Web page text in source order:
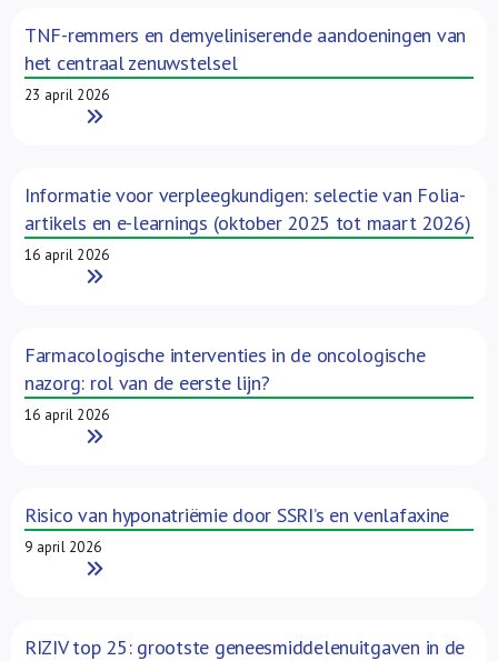
TNF-remmers en demyeliniserende aandoeningen van
het centraal zenuwstelsel
23 april 2026
Read More
Informatie voor verpleegkundigen: selectie van Folia-
artikels en e-learnings (oktober 2025 tot maart 2026)
16 april 2026
Read More
Farmacologische interventies in de oncologische
nazorg: rol van de eerste lijn?
16 april 2026
Read More
Risico van hyponatriëmie door SSRI’s en venlafaxine
9 april 2026
Read More
RIZIV top 25: grootste geneesmiddelenuitgaven in de